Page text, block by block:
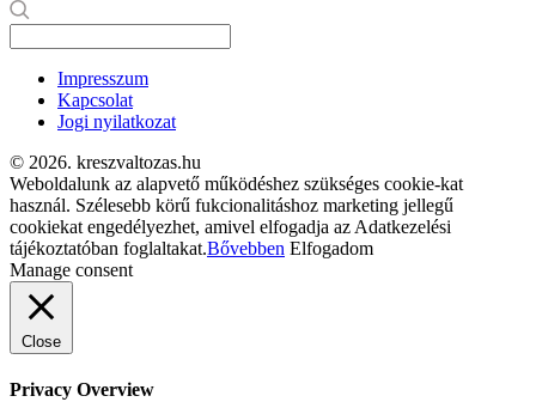
Impresszum
Kapcsolat
Jogi nyilatkozat
© 2026. kreszvaltozas.hu
Weboldalunk az alapvető működéshez szükséges cookie-kat
használ. Szélesebb körű fukcionalitáshoz marketing jellegű
cookiekat engedélyezhet, amivel elfogadja az Adatkezelési
tájékoztatóban foglaltakat.Bővebben Elfogadom
Manage consent
Close
Privacy Overview